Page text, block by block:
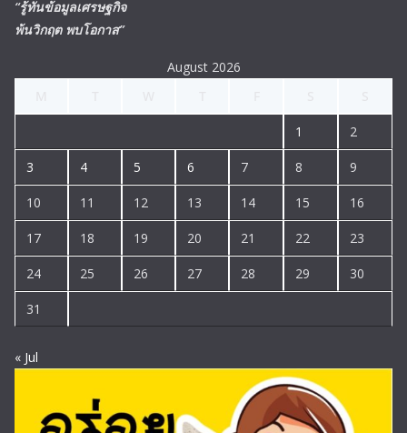
“รู้ทันข้อมูลเศรษฐกิจ
พ้นวิกฤต พบโอกาส”
August 2026
1 2
3 4 5 6 7 8 9
10 11 12 13 14 15 16
17 18 19 20 21 22 23
24 25 26 27 28 29 30
31
« Jul